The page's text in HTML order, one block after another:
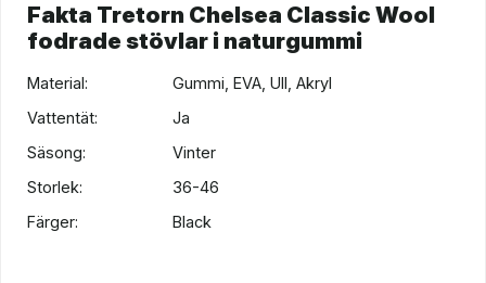
Fakta Tretorn Chelsea Classic Wool
fodrade stövlar i naturgummi
Material:
Gummi, EVA, Ull, Akryl
Vattentät:
Ja
Säsong:
Vinter
Storlek:
36-46
Färger:
Black